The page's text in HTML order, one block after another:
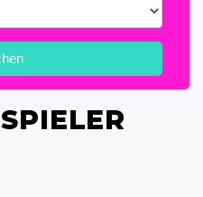
SPIELER